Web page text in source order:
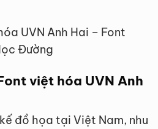
UVN Anh Hai – Font
Đường
việt hóa UVN Anh
đồ họa tại Việt Nam, nhu